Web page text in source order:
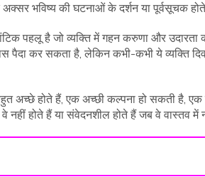
भविष्य की घटनाओं के दर्शन या पूर्वसूचक
पहलू है जो व्यक्ति में गहन करुणा और
पैदा कर सकता है, लेकिन कभी-कभी ये व्यक्ति
अच्छे होते हैं, एक अच्छी कल्पना हो सकती है, एक
होते हैं या संवेदनशील होते हैं जब वे वास्तव में